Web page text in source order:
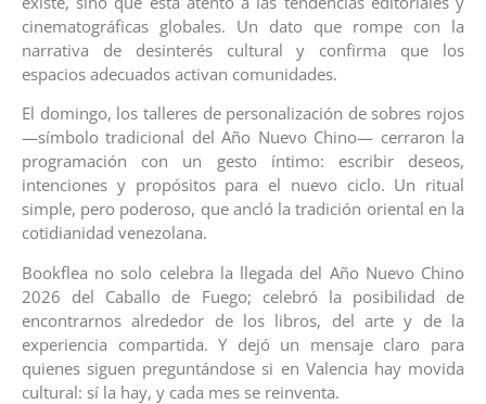
cinematográficas globales. Un dato que rompe con la
narrativa de desinterés cultural y confirma que los
espacios adecuados activan comunidades.
El domingo, los talleres de personalización de sobres rojos
—símbolo tradicional del Año Nuevo Chino— cerraron la
programación con un gesto íntimo: escribir deseos,
intenciones y propósitos para el nuevo ciclo. Un ritual
simple, pero poderoso, que ancló la tradición oriental en la
cotidianidad venezolana.
Bookflea no solo celebra la llegada del Año Nuevo Chino
2026 del Caballo de Fuego; celebró la posibilidad de
encontrarnos alrededor de los libros, del arte y de la
experiencia compartida. Y dejó un mensaje claro para
quienes siguen preguntándose si en Valencia hay movida
cultural: sí la hay, y cada mes se reinventa.